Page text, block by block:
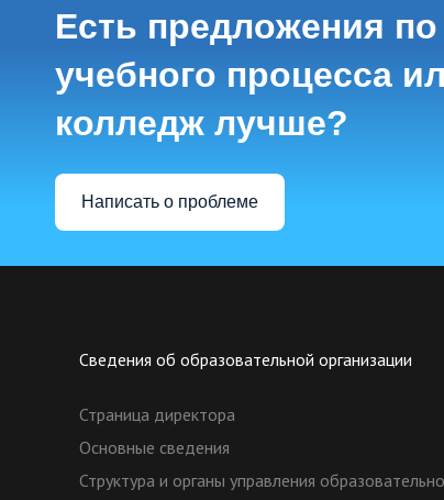
Есть предложения по
учебного процесса
колледж лучше?
Написать о проблеме
Сведения об образовательной организации
Страница директора
Основные сведения
Структура и органы управления